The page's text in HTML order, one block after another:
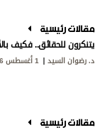
مقالات رئيسية
يتنكرون للحقائق.. فكيف
د. رضوان السيد 1 أغسطس 2026
مقالات رئيسية